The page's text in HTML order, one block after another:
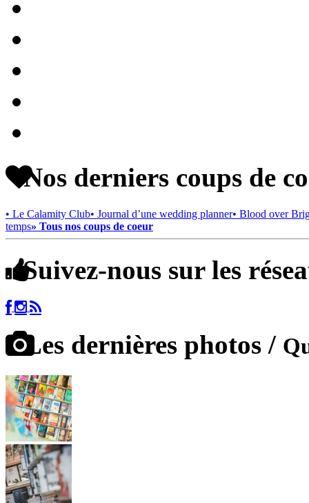
Nos derniers coups de
• Le Calamity Club• Journal d’une wedding planner• Blood over
temps» Tous nos coups de coeur
Suivez-nous sur les
Les dernières photos /